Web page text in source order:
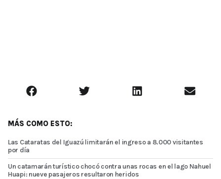
MÁS COMO ESTO:
Las Cataratas del Iguazú limitarán el ingreso a 8.000 visitantes
por día
Un catamarán turístico chocó contra unas rocas en el lago Nahuel
Huapi: nueve pasajeros resultaron heridos